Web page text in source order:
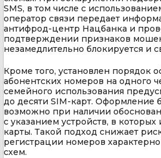
SMS, в том числе с
оператор связи передает
антифрод-центр Нацбанка и
подтверждении признаков
незамедлительно блокируется и
Кроме того, установлен порядок
абонентских номеров на одного
семейного использования
до десяти SIM-карт. Оформление
возможно при наличии
с указанием устройств, в которых
карты. Такой подход снижает
регистрации номеров
схем.